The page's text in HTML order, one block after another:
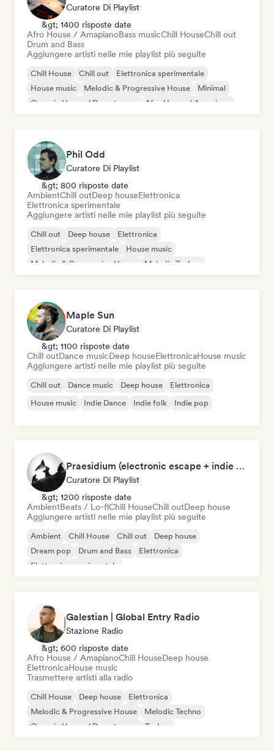
Curatore Di Playlist
&gt; 1400 risposte date
Afro House / AmapianoBass musicChill HouseChill out
Drum and Bass
Aggiungere artisti nelle mie playlist più seguite
Chill House Chill out
Elettronica sperimentale
House music
Melodic & Progressive House
Minimal
Organic House / Downtempo
Afro House / Amapiano
Phil Odd
Curatore Di Playlist
&gt; 800 risposte date
AmbientChill outDeep houseElettronica
Elettronica sperimentale
Aggiungere artisti nelle mie playlist più seguite
Chill out Deep house
Elettronica
Elettronica sperimentale
House music
Melodic & Progressive House
Melodic Techno
Maple Sun
Curatore Di Playlist
&gt; 1100 risposte date
Chill outDance musicDeep houseElettronicaHouse music
Aggiungere artisti nelle mie playlist più seguite
Chill out Dance music Deep house
Elettronica
House music
Indie Dance Indie folk Indie pop
Praesidium (electronic escape + indie electronic + sad songs for doomers)
Curatore Di Playlist
&gt; 1200 risposte date
AmbientBeats / Lo-fiChill HouseChill outDeep house
Aggiungere artisti nelle mie playlist più seguite
Ambient Chill House Chill out
Deep house
Dream pop
Drum and Bass
Elettronica
Elettronica sperimentale
Galestian | Global Entry Radio
Stazione Radio
&gt; 600 risposte date
Afro House / AmapianoChill HouseDeep house
ElettronicaHouse music
Trasmettere artisti alla radio
Chill House Deep house
Elettronica
Melodic & Progressive House
Melodic Techno
Organic House / Downtempo
Techno